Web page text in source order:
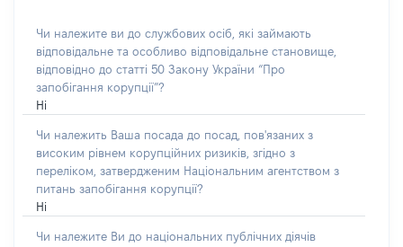
Чи належите ви до службових осіб, які займають
відповідальне та особливо відповідальне становище,
відповідно до статті 50 Закону України “Про
запобігання корупції”?
Ні
Чи належить Ваша посада до посад, пов'язаних з
високим рівнем корупційних ризиків, згідно з
переліком, затвердженим Національним агентством з
питань запобігання корупції?
Ні
Чи належите Ви до національних публічних діячів